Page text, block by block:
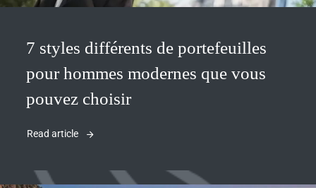
7 styles différents de portefeuilles
pour hommes modernes que vous
pouvez choisir
Read article